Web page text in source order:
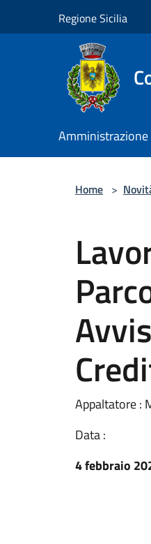
Regione Sicilia
Amministrazione
Home >
Appaltatore :
Data :
4 febbraio